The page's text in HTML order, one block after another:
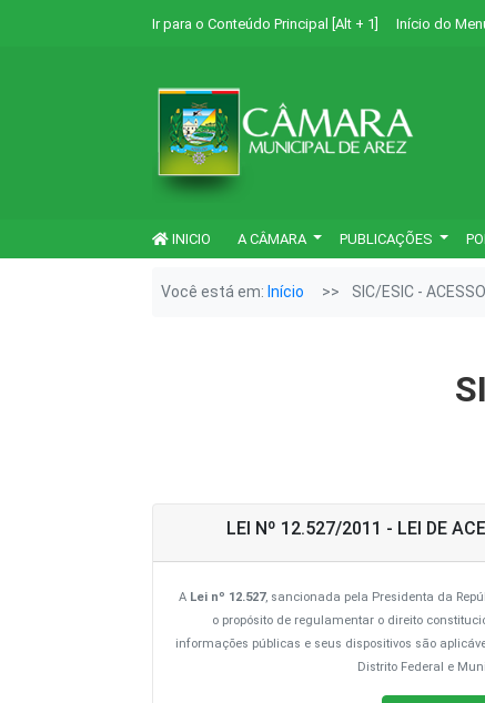
Ir para o Conteúdo Principal [Alt + 1] Início do
INICIO A CÂMARA PUBLICAÇÕES
Você está em: Início SIC/ESIC -
LEI Nº 12.527/2011 - LEI DE
A Lei nº 12.527, sancionada pela Presidenta da
o propósito de regulamentar o direito
informações públicas e seus dispositivos são
Distrito Federal e